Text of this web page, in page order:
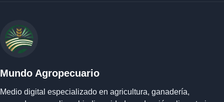
Mundo Agropecuario
Medio digital especializado en agricultura, ganadería,